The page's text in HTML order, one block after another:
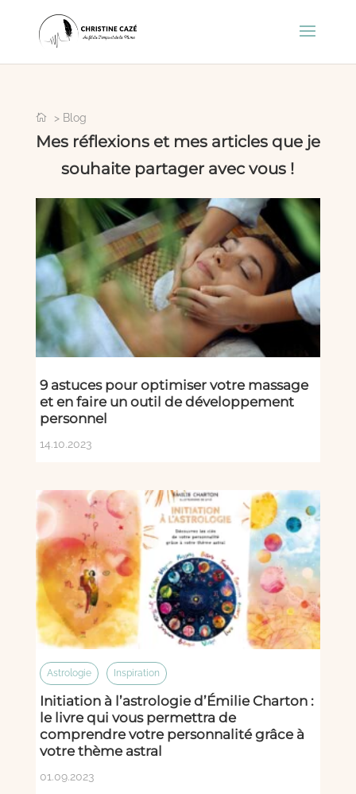
> Blog
Mes réflexions et mes articles que je
souhaite partager avec vous !
9 astuces pour optimiser votre massage
et en faire un outil de développement
personnel
14.10.2023
Astrologie Inspiration
Initiation à l’astrologie d’Émilie Charton :
le livre qui vous permettra de
comprendre votre personnalité grâce à
votre thème astral
01.09.2023